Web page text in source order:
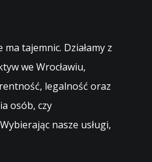
tajemnic. Działamy z
we Wrocławiu,
legalność oraz
osób, czy
nasze usługi,